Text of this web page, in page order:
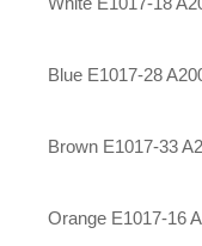
Blue E1017-28
Brown E1017-33
Orange E1017-16